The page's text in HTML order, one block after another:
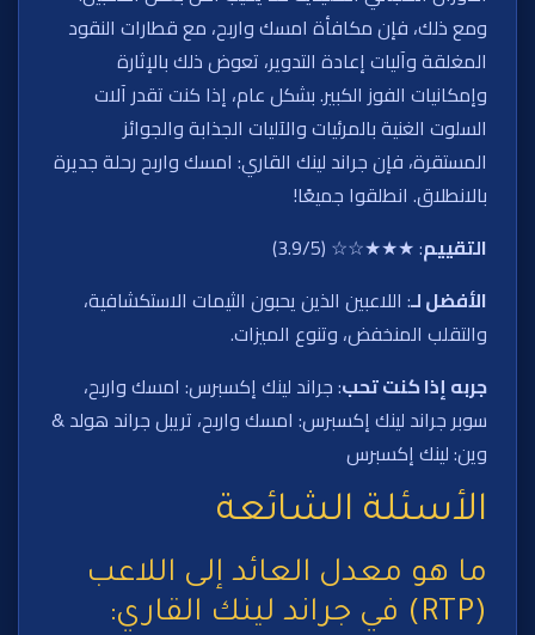
ومع ذلك، فإن مكافأة امسك واربح، مع قطارات النقود
المغلقة وآليات إعادة التدوير، تعوض ذلك بالإثارة
وإمكانيات الفوز الكبير. بشكل عام، إذا كنت تقدر آلات
السلوت الغنية بالمرئيات والآليات الجذابة والجوائز
المستقرة، فإن جراند لينك القاري: امسك واربح رحلة جديرة
بالانطلاق. انطلقوا جميعًا!
التقييم: ★★★☆☆ (3.9/5)
الأفضل لـ: اللاعبين الذين يحبون الثيمات الاستكشافية،
والتقلب المنخفض، وتنوع الميزات.
جربه إذا كنت تحب: جراند لينك إكسبرس: امسك واربح،
سوبر جراند لينك إكسبرس: امسك واربح، تريبل جراند هولد &
وين: لينك إكسبرس
الأسئلة الشائعة
ما هو معدل العائد إلى اللاعب
(RTP) في جراند لينك القاري: